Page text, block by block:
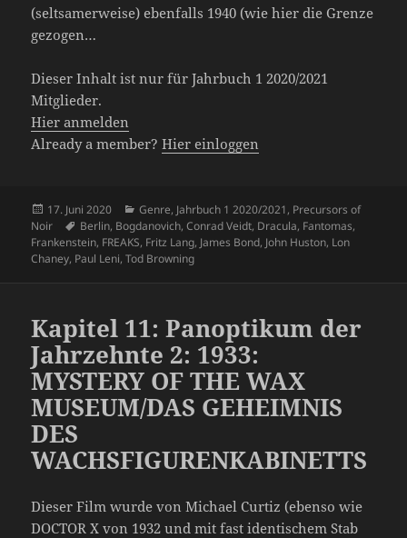
(seltsamerweise) ebenfalls 1940 (wie hier die Grenze
gezogen…
Dieser Inhalt ist nur für Jahrbuch 1 2020/2021
Mitglieder.
Hier anmelden
Already a member?Hier einloggen
Veröffentlicht
am
17. Juni 2020 Kategorien
Genre, Jahrbuch 1 2020/2021, Precursors of
Noir
Schlagwörter
Berlin, Bogdanovich,Conrad Veidt, Dracula, Fantomas,
Frankenstein, FREAKS, Fritz Lang, James Bond, John Huston, Lon
Chaney, Paul Leni,Tod Browning
Kapitel 11: Panoptikum der
Jahrzehnte 2: 1933:
MYSTERY OF THE WAX
MUSEUM/DAS GEHEIMNIS
DES
WACHSFIGURENKABINETTS
Dieser Film wurde von Michael Curtiz (ebenso wie
DOCTOR X von 1932 und mit fast identischem Stab